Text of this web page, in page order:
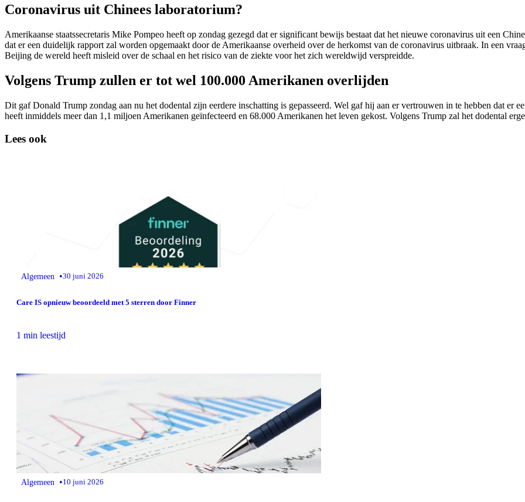
Coronavirus uit Chinees laboratorium?
Amerikaanse staatssecretaris Mike Pompeo heeft op zondag gezegd dat er significant bewijs bestaat dat het nieuwe coronavirus uit een
dat er een duidelijk rapport zal worden opgemaakt door de Amerikaanse overheid over de herkomst van de coronavirus uitbraak. In een
Beijing de wereld heeft misleid over de schaal en het risico van de ziekte voor het zich wereldwijd verspreidde.
Volgens Trump zullen er tot wel 100.000 Amerikanen overlijden
Dit gaf Donald Trump zondag aan nu het dodental zijn eerdere inschatting is gepasseerd. Wel gaf hij aan er vertrouwen in te hebben dat
heeft inmiddels meer dan 1,1 miljoen Amerikanen geïnfecteerd en 68.000 Amerikanen het leven gekost. Volgens Trump zal het dodental
Lees ook
Algemeen •30 juni 2026
Care IS opnieuw beoordeeld met 5 sterren door Finner
1 min leestijd
Algemeen •10 juni 2026